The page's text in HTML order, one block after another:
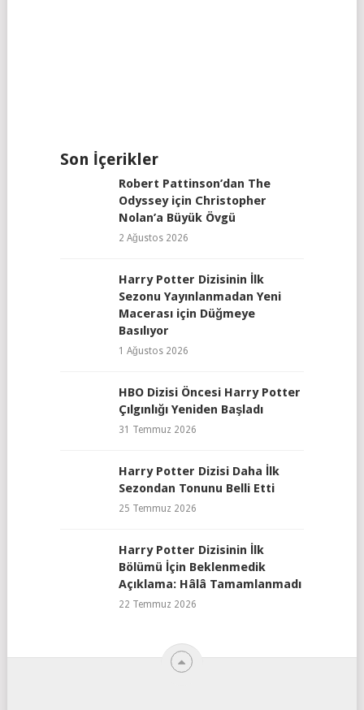
Son İçerikler
Robert Pattinson’dan The
Odyssey için Christopher
Nolan’a Büyük Övgü
2 Ağustos 2026
Harry Potter Dizisinin İlk
Sezonu Yayınlanmadan Yeni
Macerası için Düğmeye
Basılıyor
1 Ağustos 2026
HBO Dizisi Öncesi Harry Potter
Çılgınlığı Yeniden Başladı
31 Temmuz 2026
Harry Potter Dizisi Daha İlk
Sezondan Tonunu Belli Etti
25 Temmuz 2026
Harry Potter Dizisinin İlk
Bölümü İçin Beklenmedik
Açıklama: Hâlâ Tamamlanmadı
22 Temmuz 2026